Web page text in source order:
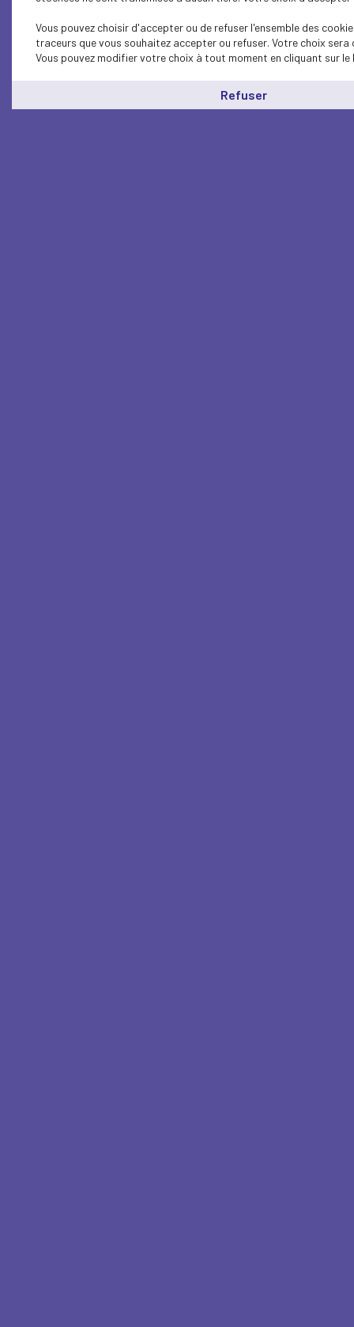
Vous pouvez choisir d'accepter ou de refuser l'ensemble des
traceurs que vous souhaitez accepter ou refuser. Votre choix
Vous pouvez modifier votre choix à tout moment en cliquant sur le
Refuser